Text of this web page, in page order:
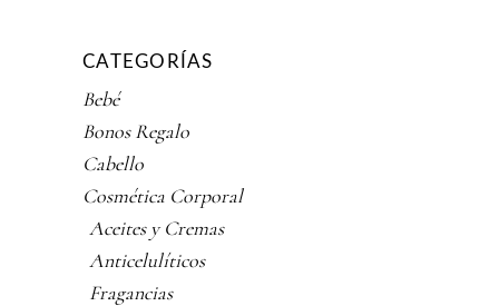
CATEGORÍAS
Bebé
Bonos Regalo
Cabello
Cosmética Corporal
Aceites y Cremas
Anticelulíticos
Fragancias